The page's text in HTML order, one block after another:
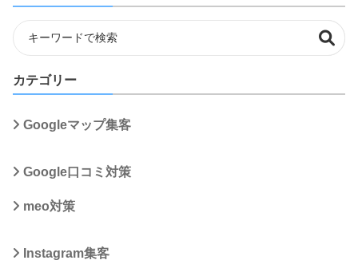
カテゴリー
Googleマップ集客
Google口コミ対策
meo対策
Instagram集客